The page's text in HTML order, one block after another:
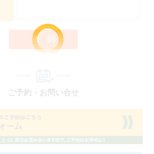
確 認
ご予約・お問い合せ